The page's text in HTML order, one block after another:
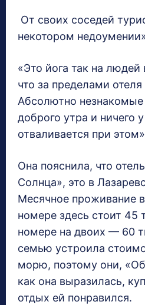
От своих соседей
некотором
«Это йога так на
что за пределами
Абсолютно
доброго утра и ничего
отваливается при
Она пояснила, что
Солнца», это в
Месячное проживание
номере здесь стоит 45
номере на двоих — 60
семью устроила
морю, поэтому они,
как она выразилась,
отдых ей понравился.